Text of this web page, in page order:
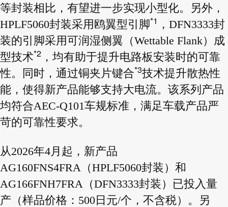
等封装相比，有望进一步实现小型化。另外，
HPLF5060封装采用鸥翼型引脚*1 ，DFN3333封
装的引脚采用可润湿侧翼（Wettable Flank）成
型技术*2 ，均有助于提升电路板安装时的可靠
性。同时，通过铜夹片键合*3技术提升散热性
能，使得新产品能够支持大电流。该系列产品
均符合AEC-Q101车规标准，满足车载产品严
苛的可靠性要求。
从2026年4月起，新产品
AG160FNS4FRA（HPLF5060封装）和
AG166FNH7FRA（DFN3333封装）已投入量
产（样品价格：500日元/个，不含税）。另